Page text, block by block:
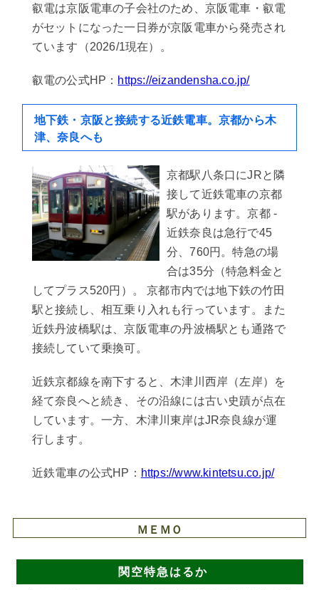
叡電は京阪電車の子会社のため、京阪電車・叡電
がセットになった一日券が京阪電車から発売され
ています（2026/1現在）。
叡電の公式HP： https://eizandensha.co.jp/
地下鉄・京阪と接続する近鉄電車。京都から木
津、奈良へも
京都駅八条口にJRと隣
接して近鉄電車の京都
駅があります。京都 -
近鉄奈良は急行で45
分、760円。特急の場
合は35分（特急料金と
してプラス520円）。 京都市内では地下鉄の竹田
駅と接続し、相互乗り入れも行っています。また
近鉄丹波橋駅は、京阪電車の丹波橋駅とも通路で
接続していて乗換可。
近鉄京都線を南下すると、木津川西岸（左岸）を
経て奈良へと続き、その沿線には古い史蹟が点在
しています。一方、木津川東岸はJR奈良線が運
行します。
近鉄電車の公式HP： https://www.kintetsu.co.jp/
ＭＥＭＯ
関空特急はるか